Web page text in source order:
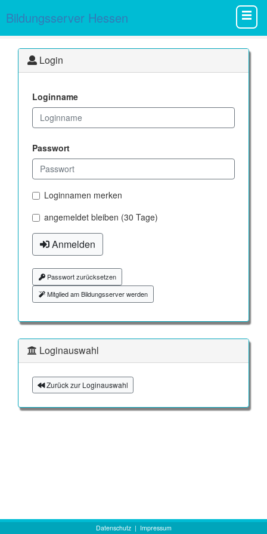
Bildungsserver Hessen
Login
Loginname
Passwort
Loginnamen merken
angemeldet bleiben (30 Tage)
Anmelden
Passwort zurücksetzen
Mitglied am Bildungsserver werden
Loginauswahl
Zurück zur Loginauswahl
Datenschutz| Impressum